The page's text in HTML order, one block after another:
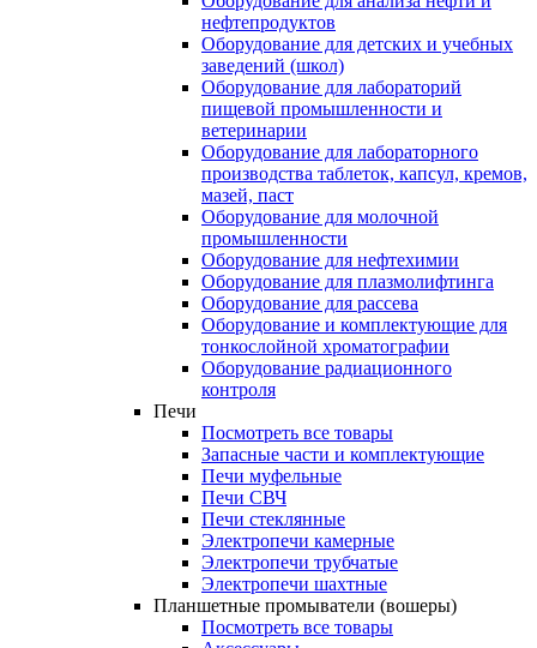
нефтепродуктов
Оборудование для детских и учебных
заведений (школ)
Оборудование для лабораторий
пищевой промышленности и
ветеринарии
Оборудование для лабораторного
производства таблеток, капсул, кремов,
мазей, паст
Оборудование для молочной
промышленности
Оборудование для нефтехимии
Оборудование для плазмолифтинга
Оборудование для рассева
Оборудование и комплектующие для
тонкослойной хроматографии
Оборудование радиационного
контроля
Печи
Посмотреть все товары
Запасные части и комплектующие
Печи муфельные
Печи СВЧ
Печи стеклянные
Электропечи камерные
Электропечи трубчатые
Электропечи шахтные
Планшетные промыватели (вошеры)
Посмотреть все товары